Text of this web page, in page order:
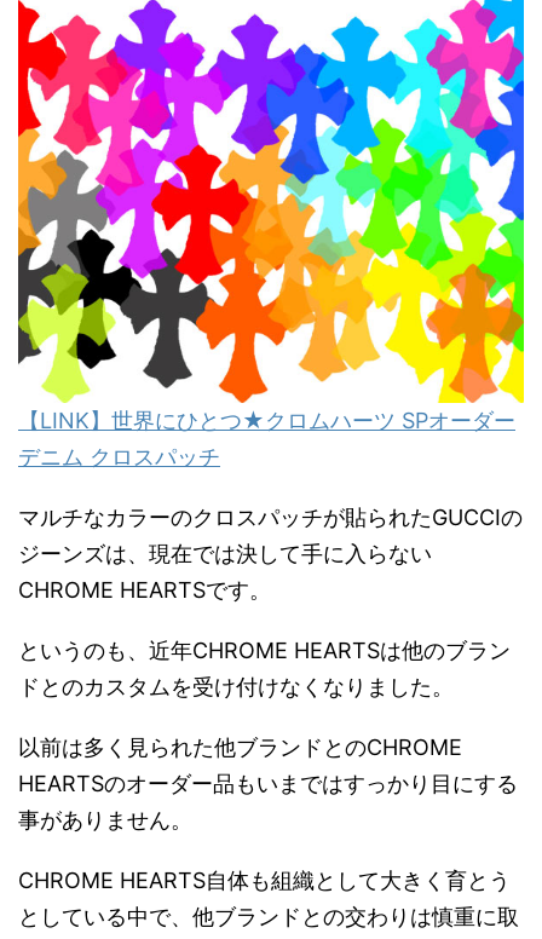
【LINK】世界にひとつ★クロムハーツ SPオーダー
デニム クロスパッチ
マルチなカラーのクロスパッチが貼られたGUCCIの
ジーンズは、現在では決して手に入らない
CHROME HEARTSです。
というのも、近年CHROME HEARTSは他のブラン
ドとのカスタムを受け付けなくなりました。
以前は多く見られた他ブランドとのCHROME
HEARTSのオーダー品もいまではすっかり目にする
事がありません。
CHROME HEARTS自体も組織として大きく育とう
としている中で、他ブランドとの交わりは慎重に取